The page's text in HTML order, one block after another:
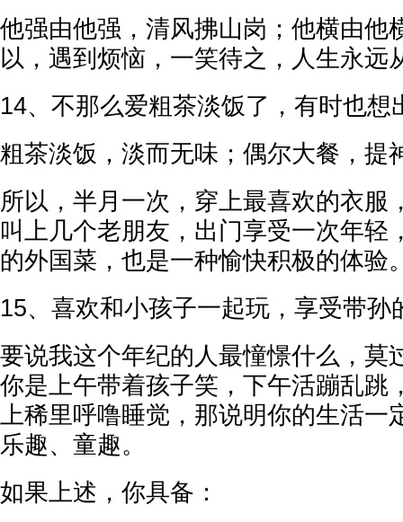
他强由他强，清风拂山岗；他横由他
以，遇到烦恼，一笑待之，人生永远
14、不那么爱粗茶淡饭了，有时也想
粗茶淡饭，淡而无味；偶尔大餐，提
所以，半月一次，穿上最喜欢的衣服
叫上几个老朋友，出门享受一次年轻
的外国菜，也是一种愉快积极的体验
15、喜欢和小孩子一起玩，享受带孙
要说我这个年纪的人最憧憬什么，莫
你是上午带着孩子笑，下午活蹦乱跳
上稀里呼噜睡觉，那说明你的生活一
乐趣、童趣。
如果上述，你具备：